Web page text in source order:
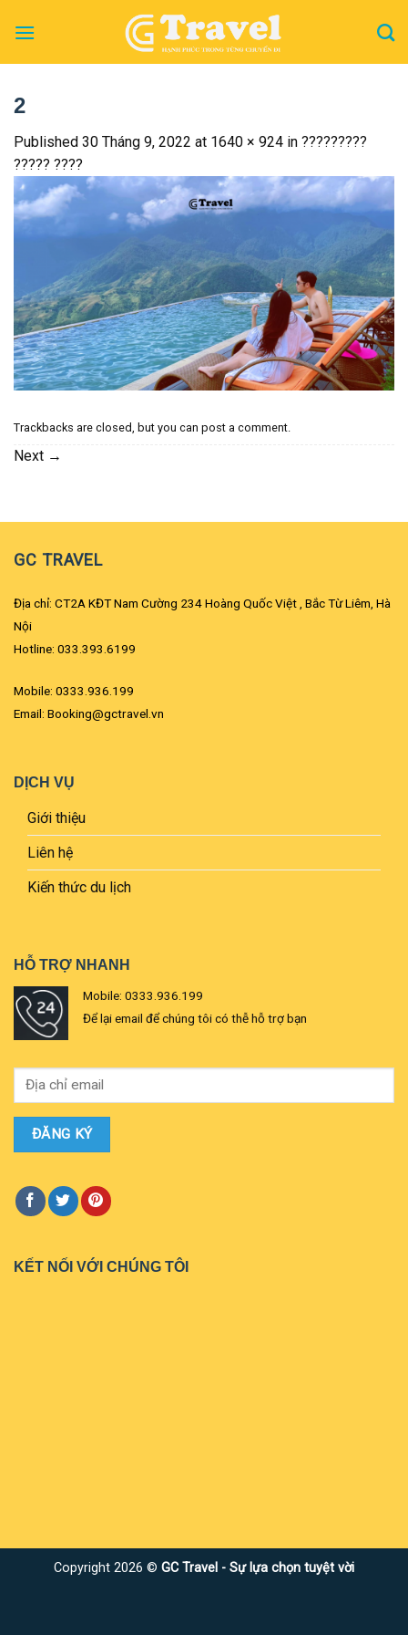
2
Published 30 Tháng 9, 2022 at 1640 × 924 in ?????????
????? ????
Trackbacks are closed, but you can post a comment
Next →
GC TRAVEL
Địa chỉ: CT2A KĐT Nam Cường 234 Hoàng Quốc Việt , Bắc Từ Liêm, Hà
Nội
Hotline: 033.393.6199
Mobile: 0333.936.199
Email: Booking@gctravel.vn
DỊCH VỤ
Giới thiệu
Liên hệ
Kiến thức du lịch
HỖ TRỢ NHANH
Mobile: 0333.936.199
Để lại email để chúng tôi có thễ hỗ trợ bạn
KẾT NỐI VỚI CHÚNG TÔI
Copyright 2026 © GC Travel - Sự lựa chọn tuyệt vời